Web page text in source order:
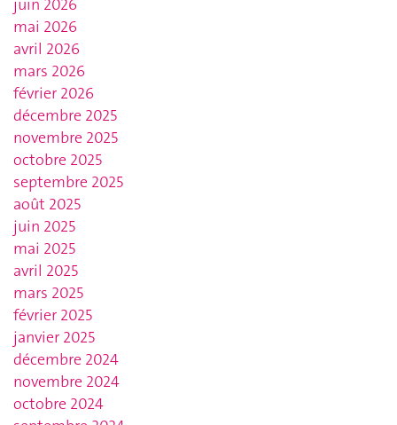
juin 2026
mai 2026
avril 2026
mars 2026
février 2026
décembre 2025
novembre 2025
octobre 2025
septembre 2025
août 2025
juin 2025
mai 2025
avril 2025
mars 2025
février 2025
janvier 2025
décembre 2024
novembre 2024
octobre 2024